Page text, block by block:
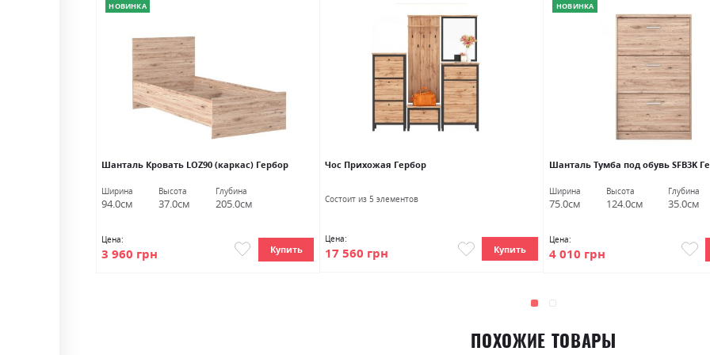
НОВИНКА
Шанталь Кровать LOZ90 (каркас) Гербор
Ширина
94.0см
Высота
37.0см
Глубина
205.0см
Цена:
3 960 грн Купить
Чос Прихожая Гербор
Состоит из 5 элементов
Цена:
17 560 грн Купить
НОВИНКА
Шанталь Тумба под обувь SFB3K
Ширина
75.0см
Высота
124.0см
Глубина
35.0см
Цена:
4 010 грн
ПОХОЖИЕ ТОВАРЫ